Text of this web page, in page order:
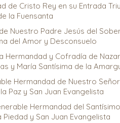
de Cristo Rey en su Entrada
la Fuensanta
Nuestro Padre Jesús del
del Amor y Desconsuelo
Hermandad y Cofradía de
y María Santísima de la
Hermandad de Nuestro
Paz y San Juan Evangelista
Hermandad del
y San Juan Evangelista